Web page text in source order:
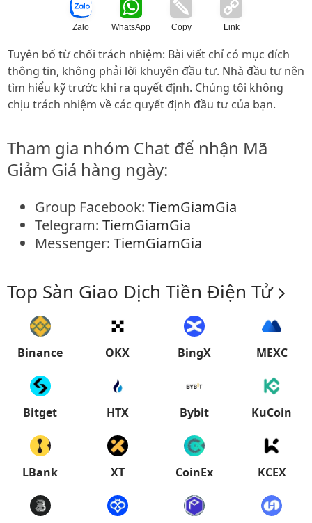
Zalo WhatsApp Copy Link
Tuyên bố từ chối trách nhiệm: Bài viết chỉ có mục đích
thông tin, không phải lời khuyên đầu tư. Nhà đầu tư nên
tìm hiểu kỹ trước khi ra quyết định. Chúng tôi không
chịu trách nhiệm về các quyết định đầu tư của bạn.
Tham gia nhóm Chat để nhận Mã
Giảm Giá hàng ngày:
Group Facebook: TiemGiamGia
Telegram: TiemGiamGia
Messenger: TiemGiamGia
Top Sàn Giao Dịch Tiền Điện Tử
Binance OKX BingX MEXC
Bitget HTX Bybit KuCoin
LBank XT CoinEx KCEX